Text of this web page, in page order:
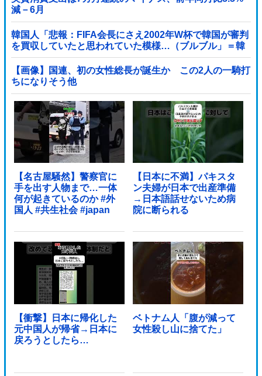
減－6月
韓国人「悲報：FIFA会長にさえ2002年W杯で韓国が審判
を買収していたと思われていた模様…（ブルブル」＝韓
国の反応
【画像】国連、初の女性総長が誕生か この2人の一騎打
ちになりそう他
【名古屋騒然】警察官に
手を出す人物まで…一体
何が起きているのか #外
国人 #共生社会 #japan
【日本に不満】パキスタ
ン夫婦が日本で出産準備
→日本語話せないため病
院に断られる
【衝撃】日本に帰化した
元中国人が帰省→日本に
戻ろうとしたら…
ベトナム人「腹が減って
女性殺し山に捨てた」